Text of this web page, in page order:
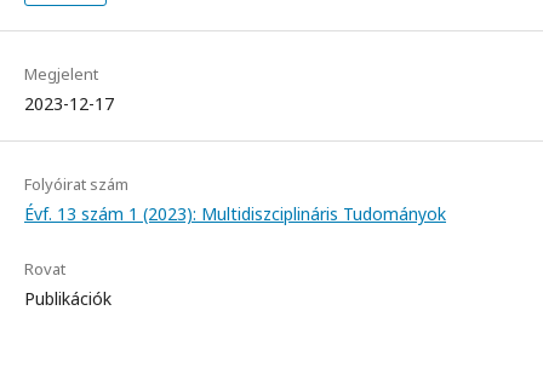
Megjelent
2023-12-17
Folyóirat szám
Évf. 13 szám 1 (2023): Multidiszciplináris Tudományok
Rovat
Publikációk